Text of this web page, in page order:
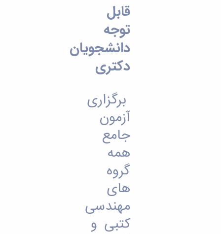
قابل
توجه
دانشجویان
دکتری
برگزاری
آزمون
جامع
همه
گروه
های
مهندسی
کتبی و